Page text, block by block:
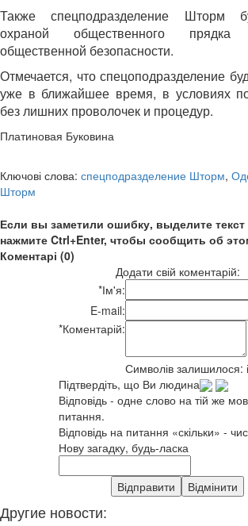
Также спецподразделение Шторм
охраной общественного
общественной безопасности.
Отмечается, что спецоподразделение
уже в ближайшее время, в условиях
без лишних проволочек и процедур.
Платиновая Буковина
Ключові слова: спецподразделение Шторм,
Шторм
Если вы заметили ошибку, выделите
нажмите Ctrl+Enter, чтобы сообщить об
Коментарі (0)
Додати свій коментарій:
*Ім'я:
E-mail:
*Коментарій:
Символів залишилося:
Підтвердіть, що Ви людина
Відповідь - одне слово на тій же
питання.
Відповідь на питання «скільки» -
Нову загадку, будь-ласка
Другие новости: